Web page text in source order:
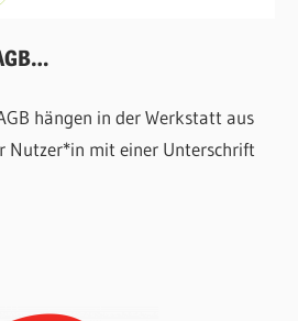
hängen in der Werkstatt aus
Nutzer*in mit einer Unterschrift